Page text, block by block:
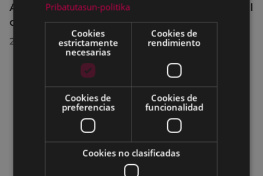
Acuerdos adoptados por el Pleno Municipal
celebrado el 27 de julio de 2026
28/07/2026
Pribatutasun-politika
Cookies
estrictamente
necesarias
Cookies de
rendimiento
Cookies de
preferencias
Cookies de
funcionalidad
Cookies no clasificadas